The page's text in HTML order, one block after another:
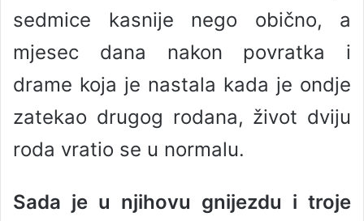
sedmice kasnije nego obično, a
mjesec dana nakon povratka i
drame koja je nastala kada je ondje
zatekao drugog rodana, život dviju
roda vratio se u normalu.
Sada je u njihovu gnijezdu i troje